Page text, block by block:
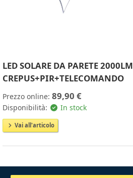
LED SOLARE DA PARETE 2000LM
CREPUS+PIR+TELECOMANDO
Prezzo online: 89,90 €
Disponibilità: In stock
Vai all'articolo